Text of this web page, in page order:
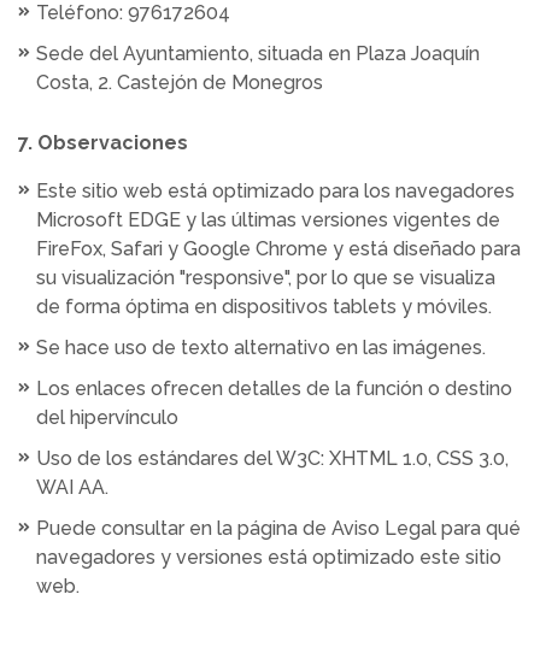
Teléfono: 976172604
Sede del Ayuntamiento, situada en Plaza Joaquín
Costa, 2. Castejón de Monegros
7. Observaciones
Este sitio web está optimizado para los navegadores
Microsoft EDGE y las últimas versiones vigentes de
FireFox, Safari y Google Chrome y está diseñado para
su visualización "responsive", por lo que se visualiza
de forma óptima en dispositivos tablets y móviles.
Se hace uso de texto alternativo en las imágenes.
Los enlaces ofrecen detalles de la función o destino
del hipervínculo
Uso de los estándares del W3C: XHTML 1.0, CSS 3.0,
WAI AA.
Puede consultar en la página de Aviso Legal para qué
navegadores y versiones está optimizado este sitio
web.